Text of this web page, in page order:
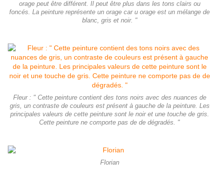
orage peut être différent. Il peut être plus dans les tons clairs ou
foncés. La peinture représente un orage car u orage est un mélange de
blanc, gris et noir. "
Fleur : " Cette peinture contient des tons noirs avec des nuances de
gris, un contraste de couleurs est présent à gauche de la peinture. Les
principales valeurs de cette peinture sont le noir et une touche de gris.
Cette peinture ne comporte pas de de dégradés. "
Florian